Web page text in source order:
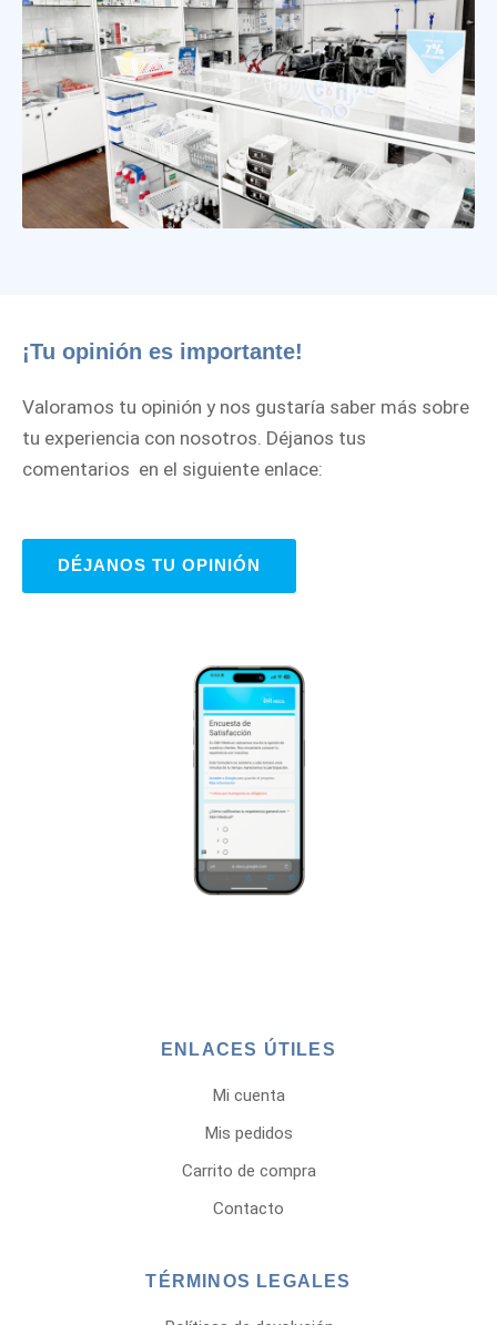
¡Tu opinión es importante!
Valoramos tu opinión y nos gustaría saber más sobre
tu experiencia con nosotros. Déjanos tus
comentarios en el siguiente enlace:
DÉJANOS TU OPINIÓN
ENLACES ÚTILES
Mi cuenta
Mis pedidos
Carrito de compra
Contacto
TÉRMINOS LEGALES